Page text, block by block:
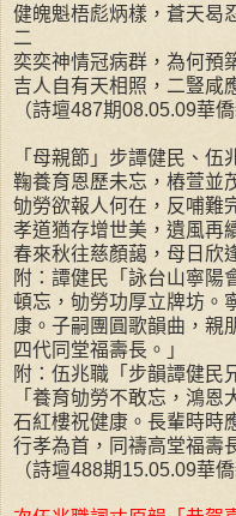
健魄魁梧彪炳樣，蒼天曷
二
奕奕神情冠病群，為何預
吉人自有天相照，二豎咸
（詩壇487期08.05.09華
「母親節」步譚健民、
鞠養育恩歷未忘，樁萱並
劬勞欲報人何在，反哺難
孝道猶存增世美，遺風再
春來秋往慈顏藹，母日欣
附：譚健民「詠台山寧陽
頓忘，劬勞功厚立牌坊。
康。子嗣團圓歌韻曲，親
四代同堂福壽長。」
附：伍兆職「步韻譚健民
「養育劬勞不敢忘，鴻
石紅樓祝健康。長輩時時
行孝為首，同禱高堂福壽
（詩壇488期15.05.09華